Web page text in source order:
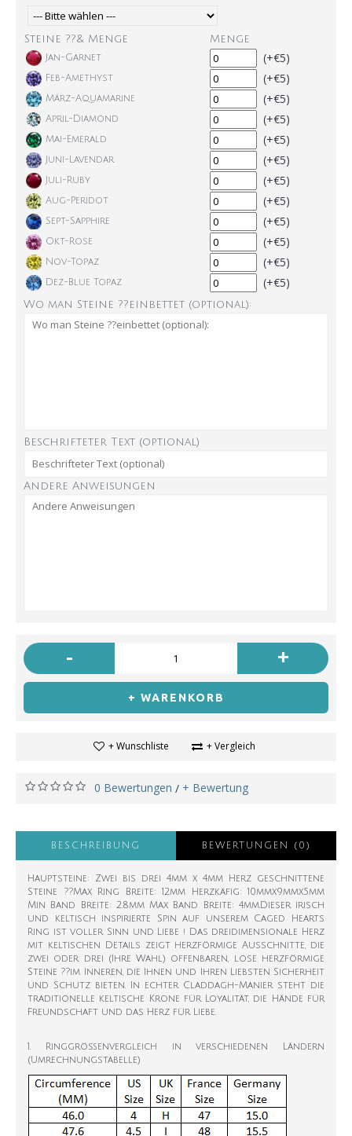
Steine ??& Menge Menge
Jan-Garnet (+€5)
Feb-Amethyst (+€5)
März-Aquamarine (+€5)
April-Diamond (+€5)
Mai-Emerald (+€5)
Juni-Lavendar (+€5)
Juli-Ruby (+€5)
Aug-Peridot (+€5)
Sept-Sapphire (+€5)
Okt-Rose (+€5)
Nov-Topaz (+€5)
Dez-Blue Topaz (+€5)
Wo man Steine ??einbettet (optional):
Beschrifteter Text (optional)
Andere Anweisungen
- +
+ WARENKORB
+ Wunschliste + Vergleich
0 Bewertungen / + Bewertung
BESCHREIBUNG BEWERTUNGEN (0)
Hauptsteine: Zwei bis drei 4mm x 4mm Herz geschnittene
Steine ??Max Ring Breite: 12mm Herzkäfig: 10mmx9mmx5mm
Min Band Breite: 2.8mm Max Band Breite: 4mm.Dieser irisch
und keltisch inspirierte Spin auf unserem Caged Hearts
Ring ist voller Sinn und Liebe ! Das dreidimensionale Herz
mit keltischen Details zeigt herzförmige Ausschnitte, die
zwei oder drei (Ihre Wahl) offenbaren, lose herzförmige
Steine ??im Inneren, die Ihnen und Ihren Liebsten Sicherheit
und Schutz bieten. In echter Claddagh-Manier steht die
traditionelle keltische Krone für Loyalität, die Hände für
Freundschaft und das Herz für Liebe.
1. Ringgrößenvergleich in verschiedenen Ländern
(Umrechnungstabelle)